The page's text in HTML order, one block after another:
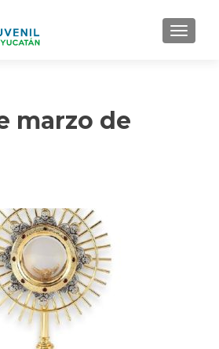
MENU
marzo de